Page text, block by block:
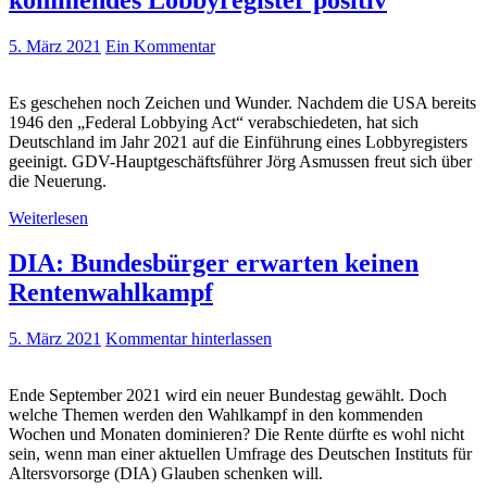
5. März 2021 Ein Kommentar
Es geschehen noch Zeichen und Wunder. Nachdem die USA bereits
1946 den „Federal Lobbying Act“ verabschiedeten, hat sich
Deutschland im Jahr 2021 auf die Einführung eines Lobbyregisters
geeinigt. GDV-Hauptgeschäftsführer Jörg Asmussen freut sich über
die Neuerung.
Weiterlesen
DIA: Bundesbürger erwarten keinen
Rentenwahlkampf
5. März 2021 Kommentar hinterlassen
Ende September 2021 wird ein neuer Bundestag gewählt. Doch
welche Themen werden den Wahlkampf in den kommenden
Wochen und Monaten dominieren? Die Rente dürfte es wohl nicht
sein, wenn man einer aktuellen Umfrage des Deutschen Instituts für
Altersvorsorge (DIA) Glauben schenken will.